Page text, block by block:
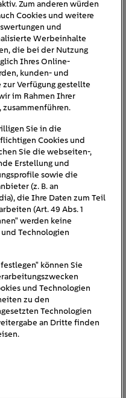
persönlich auf
REAL MÜNCHEN
und Bauen
Zum anderen würden
Cookies und weitere
und
Werbeinhalte
die bei der Nutzung
Ihres Online-
kunden- und
Verfügung gestellte
im Rahmen Ihrer
Sie in die
Cookies und
Sie die webseiten-,
Erstellung und
sowie die
(z. B. an
die Ihre Daten zum Teil
(Art. 49 Abs. 1
werden keine
Technologien
können Sie
und Technologien
zu den
Technologien
an Dritte finden